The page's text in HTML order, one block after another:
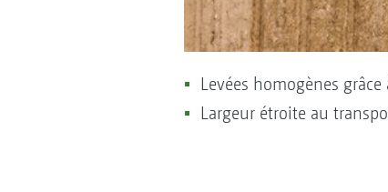
Levées homogènes
Largeur étroite au